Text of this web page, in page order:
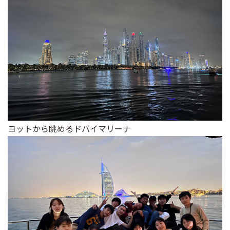
ヨットから眺めるドバイマリーナ